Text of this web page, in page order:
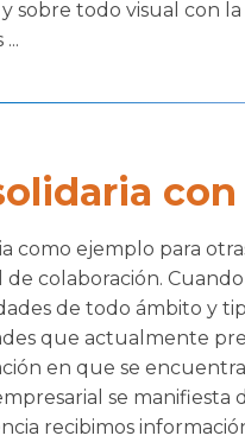
sobre todo visual con
como ejemplo para
colaboración.
de todo ámbito y
que actualmente
en que se
se
recibimos